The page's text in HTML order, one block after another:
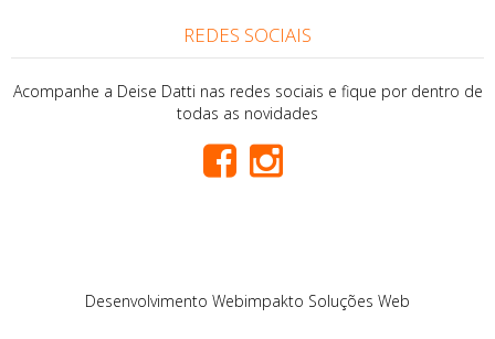
REDES SOCIAIS
Acompanhe a Deise Datti nas redes sociais e fique por dentro de
todas as novidades
Desenvolvimento Webimpakto Soluções Web